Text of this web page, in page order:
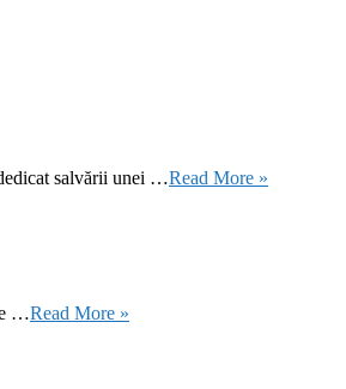
salvării unei …Read More »
…Read More »